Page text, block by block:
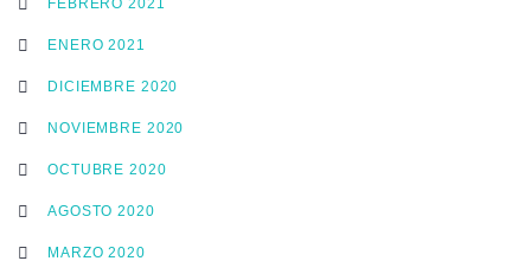
ENERO 2021
DICIEMBRE 2020
NOVIEMBRE 2020
OCTUBRE 2020
AGOSTO 2020
MARZO 2020